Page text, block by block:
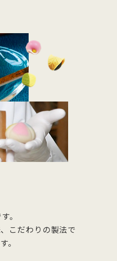
。
こだわりの製法で
。